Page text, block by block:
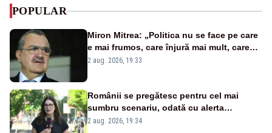
POPULAR
Miron Mitrea: „Politica nu se face pe care
e mai frumos, care înjură mai mult, care
țipă mai tare, ci pe proiecte”
2 aug. 2026, 19:33
Românii se pregătesc pentru cel mai
sumbru scenariu, odată cu alerta
energetică
2 aug. 2026, 19:34